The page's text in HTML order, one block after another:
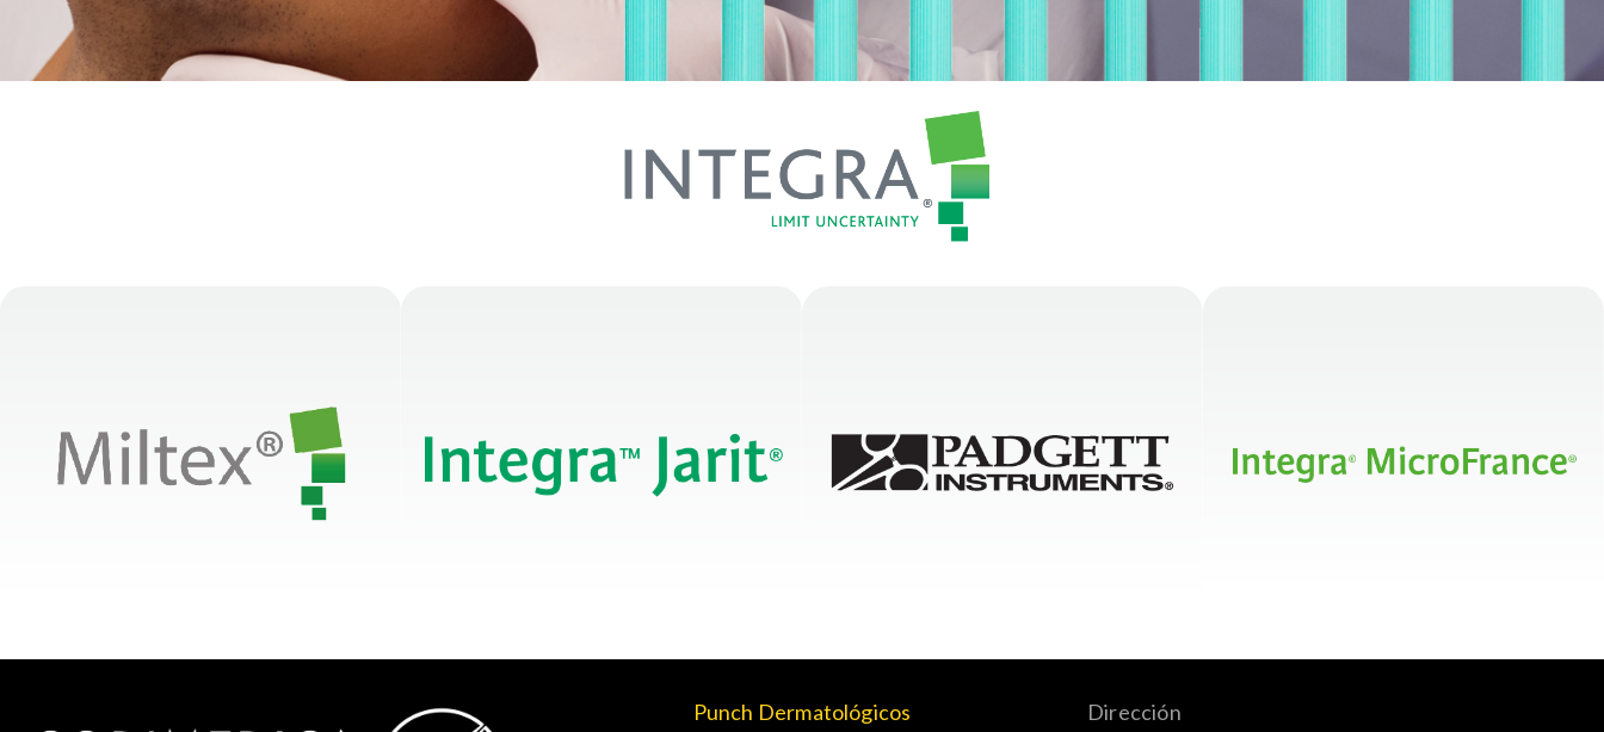
Punch Dermatológicos Dirección